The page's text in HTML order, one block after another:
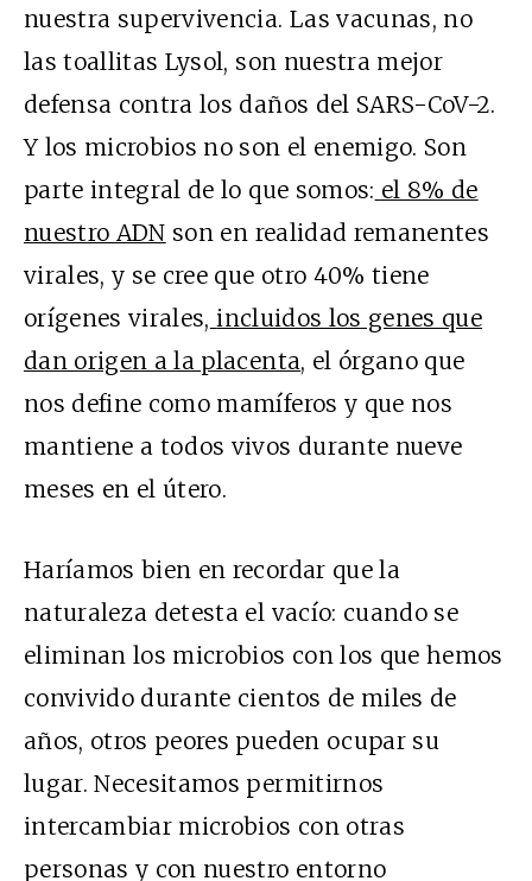
nuestra supervivencia. Las vacunas, no
las toallitas Lysol, son nuestra mejor
defensa contra los daños del SARS-CoV-2.
Y los microbios no son el enemigo. Son
parte integral de lo que somos: el 8% de
nuestro ADN son en realidad remanentes
virales, y se cree que otro 40% tiene
orígenes virales, incluidos los genes que
dan origen a la placenta, el órgano que
nos define como mamíferos y que nos
mantiene a todos vivos durante nueve
meses en el útero.
Haríamos bien en recordar que la
naturaleza detesta el vacío: cuando se
eliminan los microbios con los que hemos
convivido durante cientos de miles de
años, otros peores pueden ocupar su
lugar. Necesitamos permitirnos
intercambiar microbios con otras
personas y con nuestro entorno